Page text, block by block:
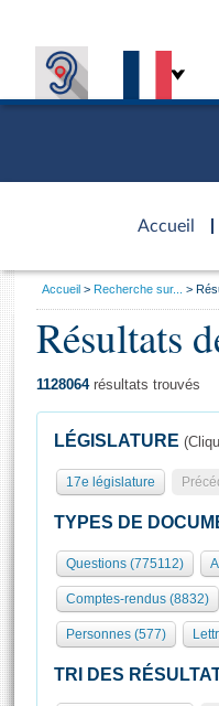
Accueil
d'accueil
Présidence
577 députés
Groupes politiques
Élections législatives
Séance publique
Commissions et
Europe et
Contrôle et
Congrès
Pétitions
Général
Rôle et pouvoirs de
Organisation de
Présidence
Statistiques et
Visiter l'Assemblée
Visite virtuelle du
Assister à une
Accès des
Les évènements
Vous
Accueil Recherche sur...
Résultats
1128064résultats trouvés
LÉGISLATURE
17e législature
TYPES DE
Questions (775112)
Comptes-rendus (8832)
Personnes (577)
TRI DES